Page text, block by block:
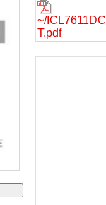
~/
T.pdf